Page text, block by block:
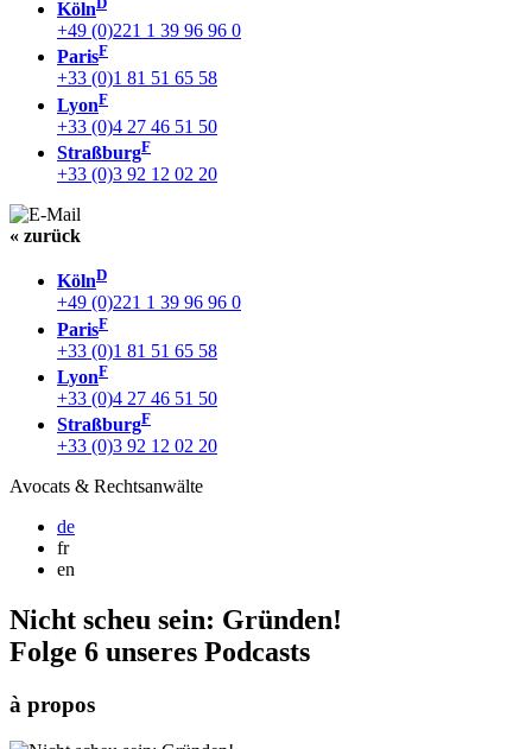
Köln
+49 (0)221 1 39 96 96 0
ParisF
+33 (0)1 81 51 65 58
LyonF
+33 (0)4 27 46 51 50
StraßburgF
+33 (0)3 92 12 02 20
« zurück
KölnD
+49 (0)221 1 39 96 96 0
ParisF
+33 (0)1 81 51 65 58
LyonF
+33 (0)4 27 46 51 50
StraßburgF
+33 (0)3 92 12 02 20
Avocats & Rechtsanwälte
de
fr
en
Nicht scheu sein: Gründen!
Folge 6 unseres Podcasts
à propos